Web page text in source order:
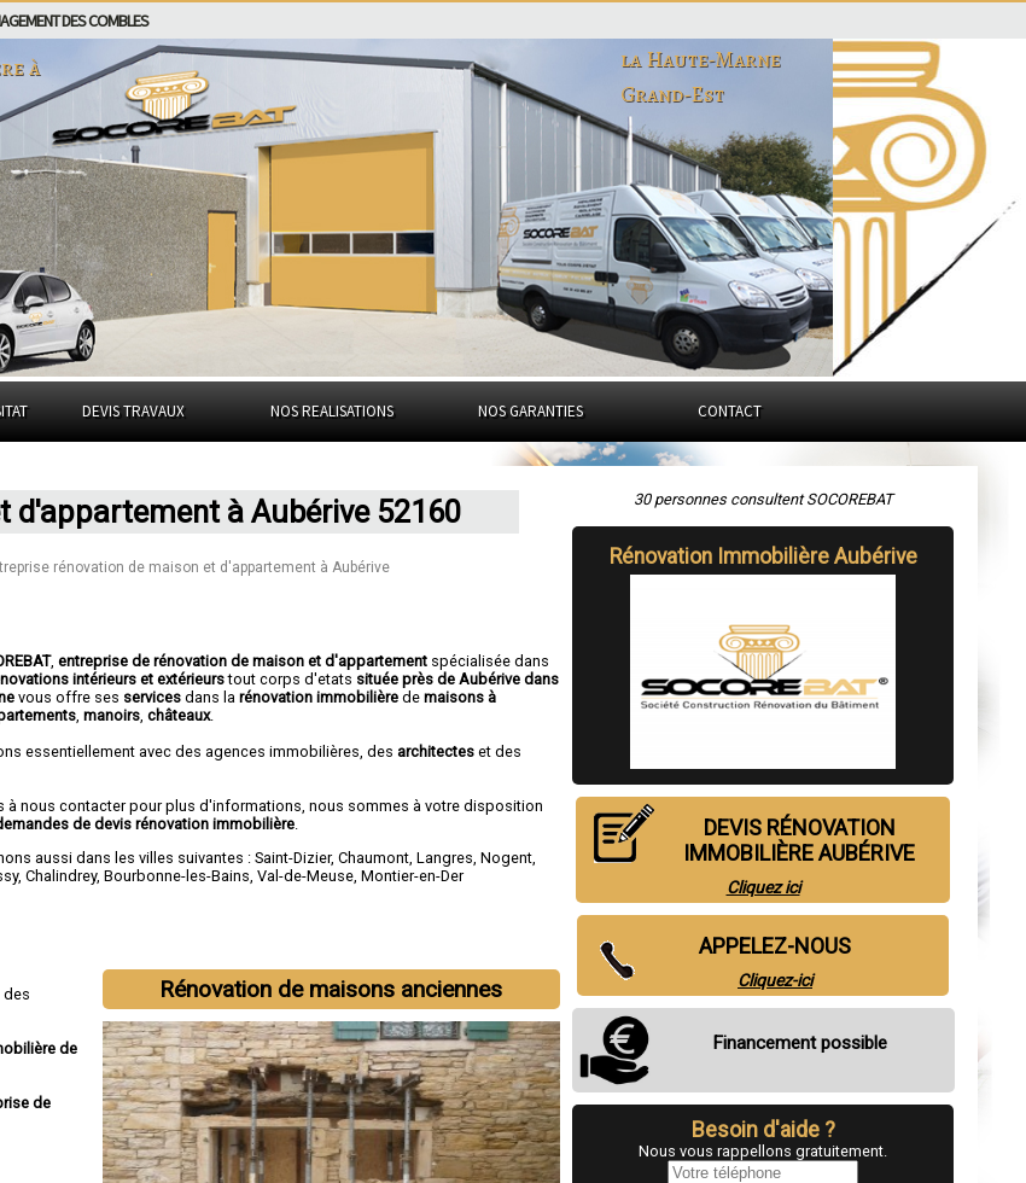
DES COMBLES
à
la Haute-Marne
Grand-Est
DEVIS TRAVAUX NOS REALISATIONS NOS GARANTIES CONTACT
d'appartement à Aubérive 52160
rénovation de maison et d'appartement à Aubérive
,entreprise de rénovation de maison et d'appartement spécialisée dans
intérieurs et extérieurstout corps d'etats située près de Aubérive dans
vous offre ses services dans larénovation immobilière demaisons à
,manoirs ,châteaux.
essentiellement avec des agences immobilières, des architectes et des
à nous contacter pour plus d'informations, nous sommes à votre disposition
de devis rénovation immobilière
aussi dans les villes suivantes :Saint-Dizier,Chaumont ,Langres ,Nogent
,Chalindrey,Bourbonne-les-Bains ,Val-de-Meuse ,Montier-en-Der
Rénovation de maisons anciennes
, des
de
de
30 personnes consultent SOCOREBAT
Rénovation Immobilière Aubérive
DEVIS RÉNOVATION
IMMOBILIÈRE AUBÉRIVE
Cliquez ici
APPELEZ-NOUS
Cliquez-ici
Financement possible
Besoin d'aide ?
Nous vous rappellons gratuitement.